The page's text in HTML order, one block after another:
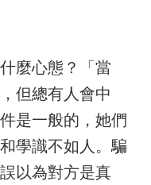
麼心態？「當
但總有人會中
是一般的，她們
學識不如人。騙
以為對方是真